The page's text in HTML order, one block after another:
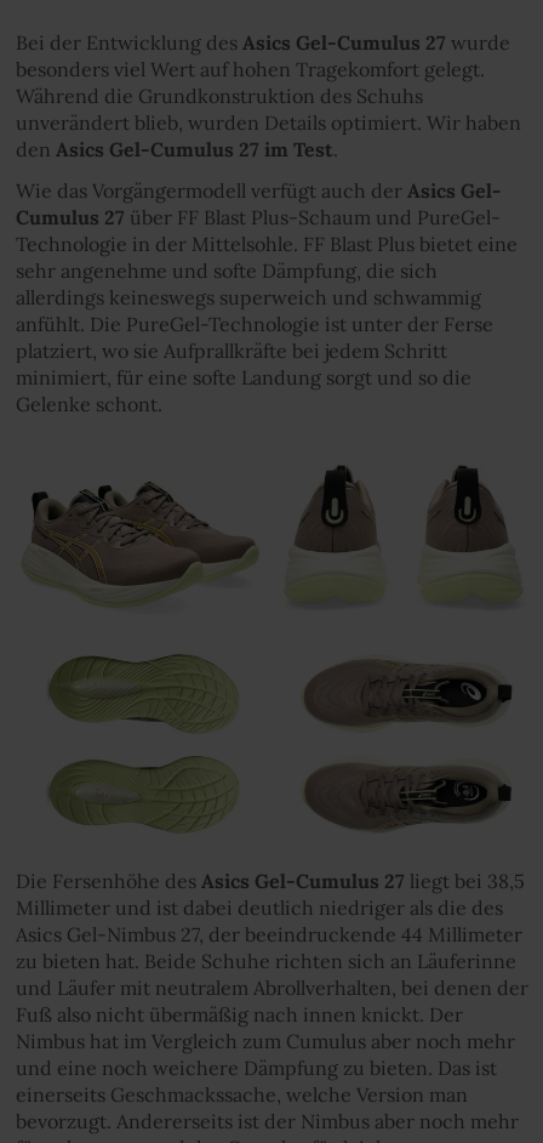
Bei der Entwicklung des Asics Gel-Cumulus 27 wurde
besonders viel Wert auf hohen Tragekomfort gelegt.
Während die Grundkonstruktion des Schuhs
unverändert blieb, wurden Details optimiert. Wir haben
den Asics Gel-Cumulus 27 im Test.
Wie das Vorgängermodell verfügt auch der Asics Gel-
Cumulus 27 über FF Blast Plus-Schaum und PureGel-
Technologie in der Mittelsohle. FF Blast Plus bietet eine
sehr angenehme und softe Dämpfung, die sich
allerdings keineswegs superweich und schwammig
anfühlt. Die PureGel-Technologie ist unter der Ferse
platziert, wo sie Aufprallkräfte bei jedem Schritt
minimiert, für eine softe Landung sorgt und so die
Gelenke schont.
Die Fersenhöhe des Asics Gel-Cumulus 27 liegt bei 38,5
Millimeter und ist dabei deutlich niedriger als die des
Asics Gel-Nimbus 27, der beeindruckende 44 Millimeter
zu bieten hat. Beide Schuhe richten sich an Läuferinne
und Läufer mit neutralem Abrollverhalten, bei denen der
Fuß also nicht übermäßig nach innen knickt. Der
Nimbus hat im Vergleich zum Cumulus aber noch mehr
und eine noch weichere Dämpfung zu bieten. Das ist
einerseits Geschmackssache, welche Version man
bevorzugt. Andererseits ist der Nimbus aber noch mehr